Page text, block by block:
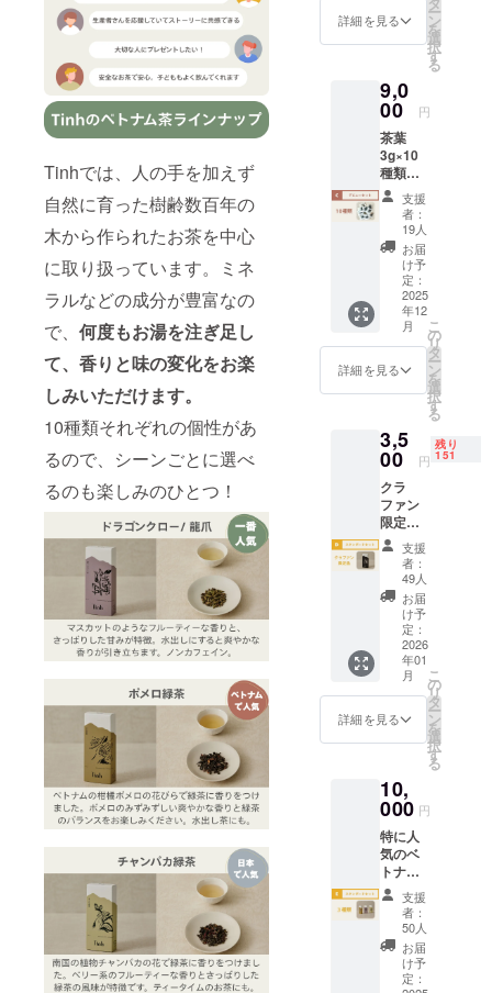
Tinhでは、人の手を加えず
自然に育った樹齢数百年の
木から作られたお茶を中心
に取り扱っています。ミネ
ラルなどの成分が豊富なの
で、 何度もお湯を注ぎ足し
て、香りと味の変化をお楽
しみいただけます。
10種類それぞれの個性があ
るので、シーンごとに選べ
るのも楽しみのひとつ！
す。 ・
4,000円
複数人
でご利
合は人
数分の
チケッ
トをご
購入く
ださ
い。 ・
リター
ンの利
用には
hb1y7-
re@acc
にクー
ポン
ン購入
後24時
間以内
に送付)
ととも
に宿泊
日と人
数を
メール
で送
り、ホ
テルを
ご予約
くださ
い。 ・
Live
Limitles
トは適
用され
ませ
ん。 ●
ベトナ
ム茶体
験 日
時：
2025年
11月24
(月)15:0
75x85
ナム)、
(茶葉の
種類に
より)花
(ベトナ
ム) 添加
物：無
し アレ
ルギー
対象品
の含
有：無
し 賞味
期限：
半年以
上のも
のをお
法：高
温多湿
て、冷
暗所で
保存し
てくだ
さい。
飲み
方：各
パッ
ケージ
をご覧
くださ
い。 ・
で1回分
お試し
す。 ・
味と香
りが続
くま
で、煎
を重ね
てお楽
しみく
ださ
い。 ●
ベトナ
ム・ハ
ベトナ
ム茶デ
ビュー
種類(何
が来る
かはお
楽しみ)
内容
量：5袋
(各茶葉
3g入り)
パッ
ケージ
サイ
ズ：1袋
あたり
75x85
mm 原
材料：
茶(ベト
より)花
(ベトナ
ム) 添加
物：無
し アレ
ルギー
対象品
の含
有：無
し 賞味
期限：
半年以
上のも
のをお
届けし
ます。
保存方
て、冷
暗所で
てくだ
さい。
飲み
方：各
パッ
ケージ
をご覧
くださ
い。 ・
詳細を見る ー
ン
を
選
択
す
る
9,0
00 円
茶葉
3g×10
種類、
ベトナ
ム・ハ
ザンの
自然の
音源、
お礼の
メール
をお送
りしま
す。 ●
ベトナ
ム茶デ
ビュー
10種類
(Tinhの
通常商
品全種)
内容
量：10
袋(各茶
葉3g入
り) パッ
ケージ
サイ
ズ：1袋
あたり
75x85
mm 原
材料：
茶(ベト
より)花
(ベトナ
ム) 添加
物：無
し アレ
ルギー
対象品
の含
有：無
し 賞味
期限：
半年以
支援
者：
19人
お届
け予
定：
2025
年12
月
詳細を見る
こ
の
リ
タ
ー
ン
を
選
択
す
る
3,5
00 円
残り
151
クラ
ファン
限定品
×1種
類、ベ
トナ
ム・ハ
ザンの
自然の
音源、
お礼の
メール
をお送
りしま
す。 ●
限定商
類 クラ
ファン
だけの
特別な
季節限
定商品
をお送
りしま
す。 ど
んなお
茶が来
るかは
支援
者：
49人
お届
け予
定：
2026
年01
月
詳細を見る
こ
の
リ
タ
ー
ン
を
選
択
す
る
10,
000 円
特に人
気のベ
トナム
茶をお
届け！
Tinhの
ベトナ
ム茶×3
種類、
支援
者：
50人
お届
け予
定：